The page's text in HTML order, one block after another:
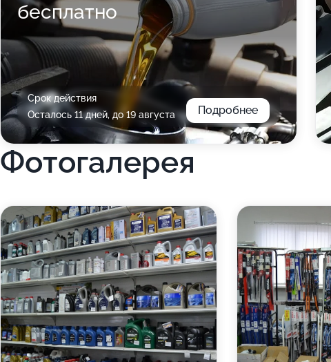
бесплатно
Срок действия
Осталось 11 дней, до 19 августа
Подробнее
Фотогалерея